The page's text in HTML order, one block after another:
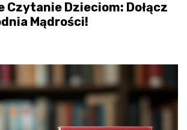
Czytanie Dzieciom: Dołącz
Mądrości!